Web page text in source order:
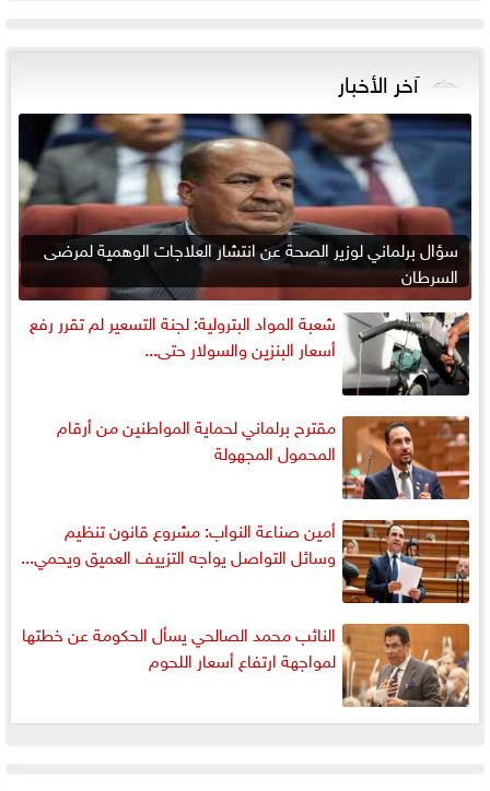
آخر الأخبار
سؤال برلماني لوزير الصحة عن انتشار العلاجات الوهمية لمرضى
السرطان
شعبة المواد البترولية: لجنة التسعير لم تقرر رفع
أسعار البنزين والسولار حتى...
مقترح برلماني لحماية المواطنين من أرقام
المحمول المجهولة
أمين صناعة النواب: مشروع قانون تنظيم
وسائل التواصل يواجه التزييف العميق ويحمي...
النائب محمد الصالحي يسأل الحكومة عن خطتها
لمواجهة ارتفاع أسعار اللحوم